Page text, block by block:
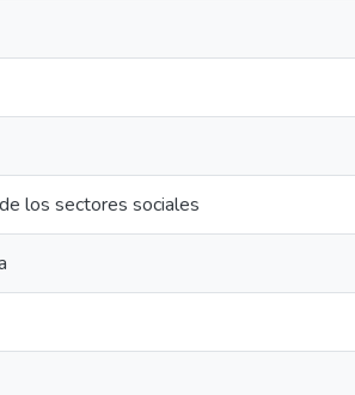
los sectores sociales